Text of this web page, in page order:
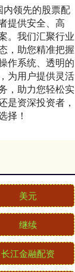
领先的股票配
提供安全、高
。我们汇聚行业
，助您精准把握
作系统、透明的
为用户提供灵活
，助力您轻松实
是资深投资者，
择！
美元
继续
长江金融配资